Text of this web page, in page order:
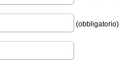
(obbligatorio)